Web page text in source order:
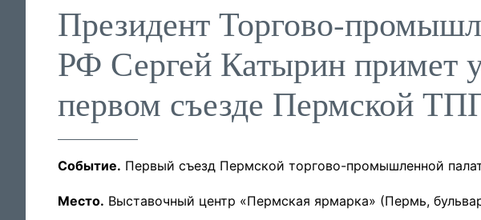
Президент Торгово-
РФ Сергей Катырин примет
первом съезде Пермской
Событие. Первый съезд Пермской торгово-промышленной
Место. Выставочный центр «Пермская ярмарка» (Пермь,